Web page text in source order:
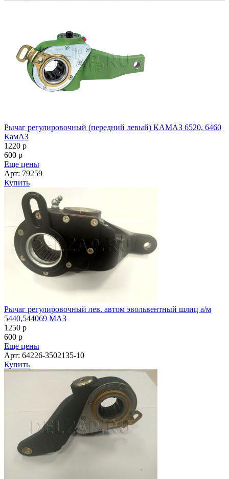
Рычаг регулировочный (передний левый) КАМАЗ 6520, 6460
КамАЗ
1220 p
600 p
Еще цены
Арт: 79259
Купить
Рычаг регулировочный лев. автом эвольвентный шлиц а/м
5440,544069 МАЗ
1250 p
600 p
Еще цены
Арт: 64226-3502135-10
Купить